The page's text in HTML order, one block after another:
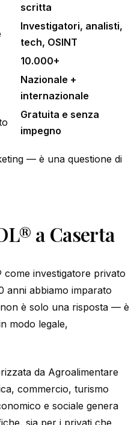
scritta
Investigatori, analisti,
tech, OSINT
10.000+
Nazionale +
internazionale
Gratuita e senza
impegno
— è una questione di
a Caserta
come investigatore privato
anni abbiamo imparato
è solo una risposta — è
modo legale,
da Agroalimentare
commercio, turismo
e sociale genera
sia per i privati che